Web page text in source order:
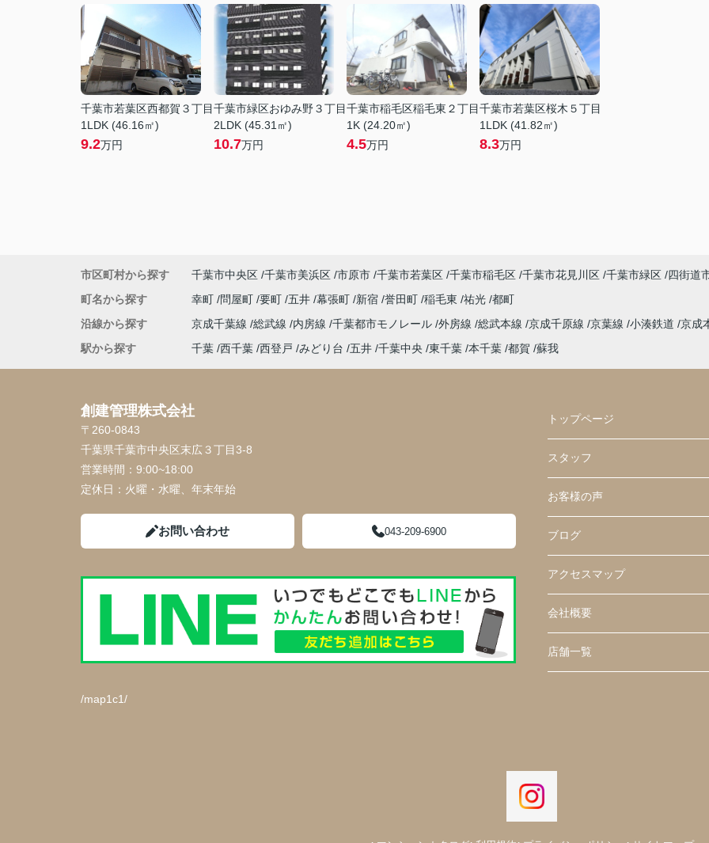
千葉市若葉区西都賀３丁目
1LDK (46.16㎡)
9.2万円
千葉市緑区おゆみ野３丁目
2LDK (45.31㎡)
10.7万円
千葉市稲毛区稲毛東２丁目
1K (24.20㎡)
4.5万円
千葉市若葉区桜木５丁目
1LDK (41.82㎡)
8.3万円
市区町村から探す 千葉市中央区 千葉市美浜区 市原市 千葉市若葉区 千葉市稲毛区 千葉市花見川区 千葉市緑区 四街道
町名から探す
幸町 問屋町 要町 五井 幕張町 新宿 誉田町 稲毛東 祐光 都町
沿線から探す
京成千葉線 総武線 内房線 千葉都市モノレール 外房線 総武本線 京成千原線 京葉線 小湊鉄道 京成
駅から探す
千葉 西千葉 西登戸 みどり台 五井 千葉中央 東千葉 本千葉 都賀 蘇我
創建管理株式会社
〒260-0843
千葉県千葉市中央区末広３丁目3-8
営業時間： 9:00~18:00
定休日： 火曜・水曜、年末年始
お問い合わせ 043-209-6900
/map1c1/
トップページ
スタッフ
お客様の声
ブログ
アクセスマップ
会社概要
店舗一覧